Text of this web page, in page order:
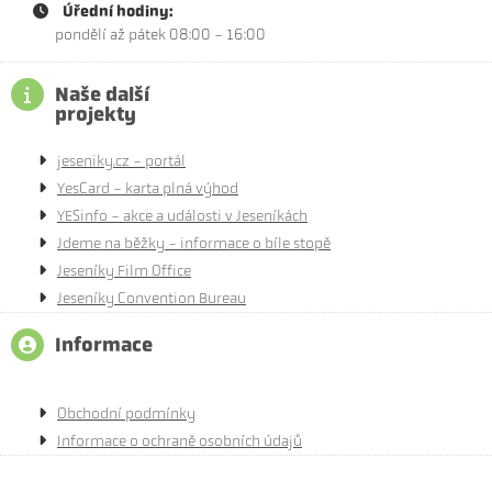
Úřední hodiny:
pondělí až pátek 08:00 - 16:00
Naše další
projekty
jeseniky.cz - portál
YesCard - karta plná výhod
YESinfo - akce a události v Jeseníkách
Jdeme na běžky - informace o bíle stopě
Jeseníky Film Office
Jeseníky Convention Bureau
Informace
Obchodní podmínky
Informace o ochraně osobních údajů